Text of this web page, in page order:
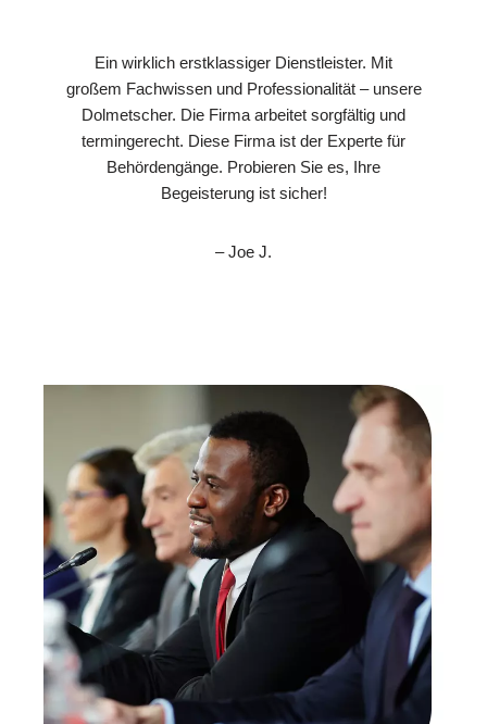
Ein wirklich erstklassiger Dienstleister. Mit
großem Fachwissen und Professionalität – unsere
Dolmetscher. Die Firma arbeitet sorgfältig und
termingerecht. Diese Firma ist der Experte für
Behördengänge. Probieren Sie es, Ihre
Begeisterung ist sicher!
– Joe J.